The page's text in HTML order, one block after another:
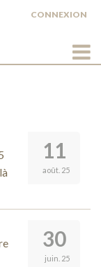
CONNEXION
11
août. 25
30
juin. 25